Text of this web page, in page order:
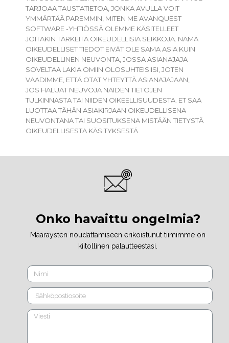
TARJOAA TAUSTATIETOA, JONKA AVULLA VOIT
YMMÄRTÄÄ PAREMMIN, MITEN ME AVANQUEST
SOFTWARE -YHTIÖSSÄ OLEMME KÄSITELLEET
JOITAKIN TÄRKEITÄ OIKEUDELLISIA SEIKKOJA. NÄMÄ
OIKEUDELLISET TIEDOT EIVÄT OLE SAMA ASIA KUIN
OIKEUDELLINEN NEUVONTA, JOSSA ASIANAJAJA
SOVELTAA LAKIA OMIIN OLOSUHTEISIISI, JOTEN
VAADIMME, ETTÄ OTAT YHTEYTTÄ ASIANAJAJAAN,
JOS HALUAT NEUVOJA NÄIDEN TIETOJEN
TULKINNASTA TAI NIIDEN OIKEELLISUUDESTA. ET SAA
LUOTTAA TÄHÄN ASIAKIRJAAN OIKEUDELLISENA
NEUVONTANA TAI SUOSITUKSENA MISTÄÄN TIETYSTÄ
OIKEUDELLISESTA KÄSITYKSESTÄ.
Onko havaittu ongelmia?
Määräysten noudattamiseen erikoistunut tiimimme on
kiitollinen palautteestasi.